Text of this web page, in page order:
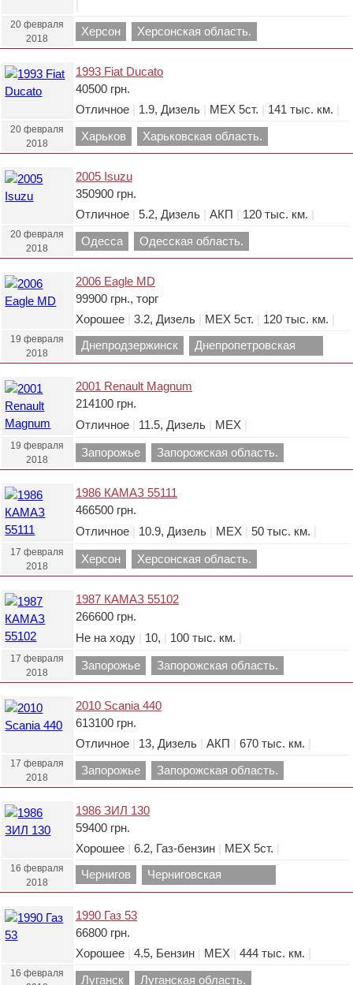
20 февраля
2018
Херсон Херсонская область.
1993 Fiat Ducato
40500 грн.
Отличное
1.9, Дизель МЕХ 5ст. 141 тыс. км.
20 февраля
2018
Харьков Харьковская область.
2005 Isuzu
350900 грн.
Отличное
5.2, Дизель АКП 120 тыс. км.
20 февраля
2018
Одесса Одесская область.
2006 Eagle MD
99900 грн., торг
Хорошее
3.2, Дизель МЕХ 5ст. 120 тыс. км.
19 февраля
2018
Днепродзержинск
Днепропетровская
область.
2001 Renault Magnum
214100 грн.
Отличное
11.5, Дизель МЕХ
19 февраля
2018
Запорожье Запорожская область.
1986 КАМАЗ 55111
466500 грн.
Отличное
10.9, Дизель МЕХ 50 тыс. км.
17 февраля
2018
Херсон Херсонская область.
1987 КАМАЗ 55102
266600 грн.
Не на ходу
10, 100 тыс. км.
17 февраля
2018
Запорожье Запорожская область.
2010 Scania 440
613100 грн.
Отличное
13, Дизель АКП 670 тыс. км.
17 февраля
2018
Запорожье Запорожская область.
1986 ЗИЛ 130
59400 грн.
Хорошее
6.2, Газ-бензин МЕХ 5ст.
16 февраля
2018
Чернигов
Черниговская
область.
1990 Газ 53
66800 грн.
Хорошее
4.5, Бензин МЕХ 444 тыс. км.
16 февраля
Луганск Луганская область.